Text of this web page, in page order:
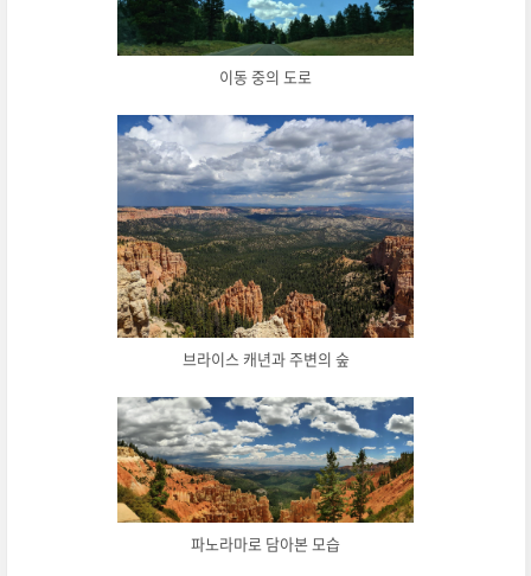
이동 중의 도로
브라이스 캐년과 주변의 숲
파노라마로 담아본 모습